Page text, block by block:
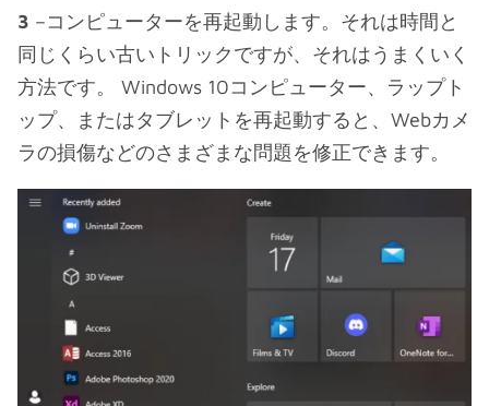
3 –コンピューターを再起動します。それは時間と
同じくらい古いトリックですが、それはうまくいく
方法です。 Windows 10コンピューター、ラップト
ップ、またはタブレットを再起動すると、Webカメ
ラの損傷などのさまざまな問題を修正できます。